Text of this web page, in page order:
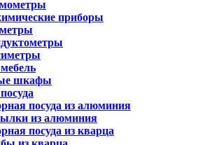
приборы
шкафы
посуда из алюминия
из алюминия
посуда из кварца